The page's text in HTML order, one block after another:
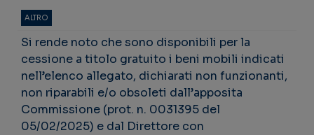
ALTRO
Si rende noto che sono disponibili per la
cessione a titolo gratuito i beni mobili indicati
nell’elenco allegato, dichiarati non funzionanti,
non riparabili e/o obsoleti dall’apposita
Commissione (prot. n. 0031395 del
05/02/2025) e dal Direttore con